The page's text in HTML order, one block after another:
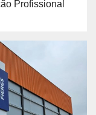
Profissional